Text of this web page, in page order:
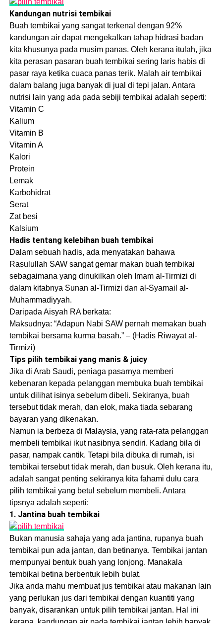
Kandungan nutrisi tembikai
Buah tembikai yang sangat terkenal dengan 92%
kandungan air dapat mengekalkan tahap hidrasi badan
kita khusunya pada musim panas. Oleh kerana itulah, jika
kita perasan pasaran buah tembikai sering laris habis di
pasar raya ketika cuaca panas terik. Malah air tembikai
dalam balang juga banyak di jual di tepi jalan. Antara
nutrisi lain yang ada pada sebiji tembikai adalah seperti:
Vitamin C
Kalium
Vitamin B
Vitamin A
Kalori
Protein
Lemak
Karbohidrat
Serat
Zat besi
Kalsium
Hadis tentang kelebihan buah tembikai
Dalam sebuah hadis, ada menyatakan bahawa
Rasulullah SAW sangat gemar makan buah tembikai
sebagaimana yang dinukilkan oleh Imam al-Tirmizi di
dalam kitabnya Sunan al-Tirmizi dan al-Syamail al-
Muhammadiyyah.
Daripada Aisyah RA berkata:
Maksudnya: “Adapun Nabi SAW pernah memakan buah
tembikai bersama kurma basah.” – (Hadis Riwayat al-
Tirmizi)
Tips pilih tembikai yang manis & juicy
Jika di Arab Saudi, peniaga pasarnya memberi
kebenaran kepada pelanggan membuka buah tembikai
untuk dilihat isinya sebelum dibeli. Sekiranya, buah
tersebut tidak merah, dan elok, maka tiada sebarang
bayaran yang dikenakan.
Namun ia berbeza di Malaysia, yang rata-rata pelanggan
membeli tembikai ikut nasibnya sendiri. Kadang bila di
pasar, nampak cantik. Tetapi bila dibuka di rumah, isi
tembikai tersebut tidak merah, dan busuk. Oleh kerana itu,
adalah sangat penting sekiranya kita fahami dulu cara
pilih tembikai yang betul sebelum membeli. Antara
tipsnya adalah seperti:
1. Jantina buah tembikai
Bukan manusia sahaja yang ada jantina, rupanya buah
tembikai pun ada jantan, dan betinanya. Tembikai jantan
mempunyai bentuk buah yang lonjong. Manakala
tembikai betina berbentuk lebih bulat.
Jika anda mahu membuat jus tembikai atau makanan lain
yang perlukan jus dari tembikai dengan kuantiti yang
banyak, disarankan untuk pilih tembikai jantan. Hal ini